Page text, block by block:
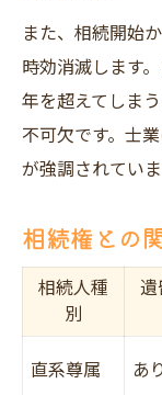
また、相続開始
時効消滅します
年を超えてしま
不可欠です。士
が強調されていま
相続権との
相続人種
別
遺
直系尊属 あ